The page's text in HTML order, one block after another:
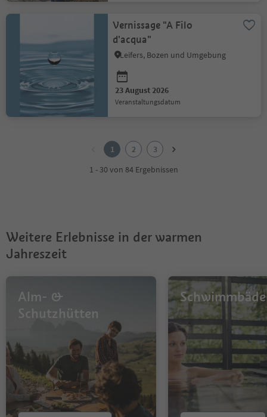
Vernissage "A Filo
d'acqua"
Leifers, Bozen und Umgebung
23 August 2026
Veranstaltungsdatum
1 2
3
1 - 30 von 84 Ergebnissen
Weitere Erlebnisse in der warmen
Jahreszeit
Alm- &
Schutzhütten